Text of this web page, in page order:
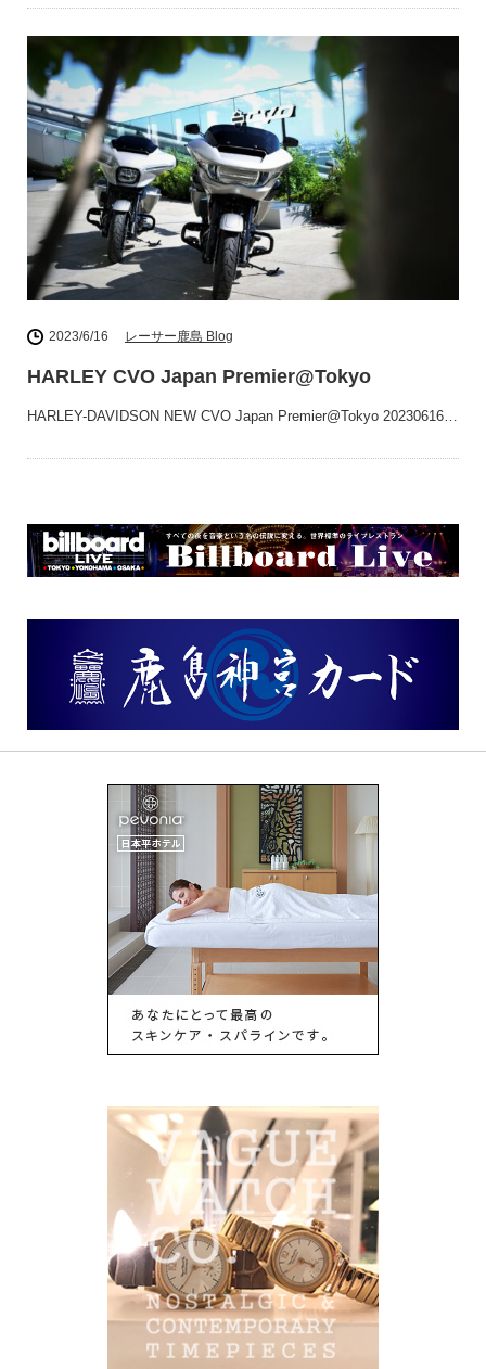
2023/6/16 レーサー鹿島 Blog
HARLEY CVO Japan Premier@Tokyo
HARLEY-DAVIDSON NEW CVO Japan Premier@Tokyo 20230616…